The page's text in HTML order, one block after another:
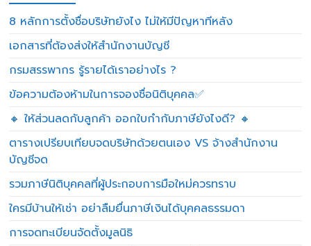
8 หลักการตั้งชื่อบริษัทยังไง ไม่ให้มีปัญหาทีหลัง
เอกสารที่ต้องส่งให้สำนักงานบัญชี
กรมสรรพากร รู้รายได้เราอย่างไร ?
ข้อความต้องห้ามในการจองชื่อนิติบุคคล✅
🔸 ให้ส่วนลดกับลูกค้า ออกใบกำกับภาษียังไงดี? 🔸
ตารางเปรียบเทียบจดบริษัทด้วยตนเอง VS จ้างสำนักงาน
บัญชีจด
รวมภาษีนิติบุคคลที่ผู้ประกอบการมือใหม่ควรทราบ
ใครมีบ้านให้เช่า อย่าลืมยื่นภาษีเงินได้บุคคลธรรมดา
การจดทะเบียนจัดตั้งมูลนิธิ